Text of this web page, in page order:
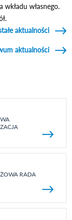
własnego.
aktualności
aktualności
RADA